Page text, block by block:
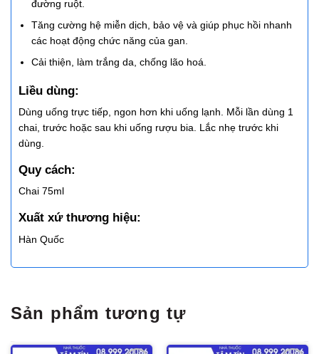
đường ruột.
Tăng cường hệ miễn dịch, bảo vệ và giúp phục hồi nhanh
các hoạt động chức năng của gan.
Cải thiện, làm trắng da, chống lão hoá.
Liều dùng:
Dùng uống trực tiếp, ngon hơn khi uống lạnh. Mỗi lần dùng 1
chai, trước hoặc sau khi uống rượu bia. Lắc nhẹ trước khi
dùng.
Quy cách:
Chai 75ml
Xuất xứ thương hiệu:
Hàn Quốc
Sản phẩm tương tự